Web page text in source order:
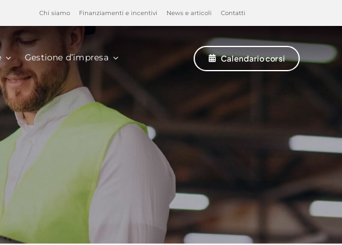
Chi siamo Finanziamenti e incentivi News e articoli Contatti
Gestione d’impresa Calendario corsi